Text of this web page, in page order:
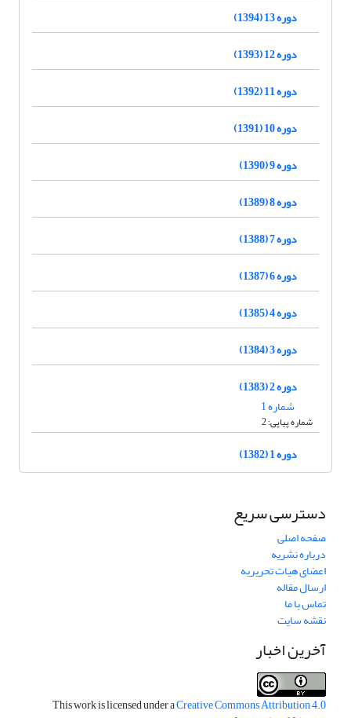
دوره 13 (1394)
دوره 12 (1393)
دوره 11 (1392)
دوره 10 (1391)
دوره 9 (1390)
دوره 8 (1389)
دوره 7 (1388)
دوره 6 (1387)
دوره 4 (1385)
دوره 3 (1384)
دوره 2 (1383)
شماره 1
شماره پیاپی: 2
دوره 1 (1382)
دسترسی سریع
صفحه اصلی
درباره نشریه
اعضای هیات تحریریه
ارسال مقاله
تماس با ما
نقشه سایت
آخرین اخبار
This work is licensed under aCreative Commons Attribution 4.0